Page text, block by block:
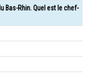
Bas-Rhin. Quel est le chef-